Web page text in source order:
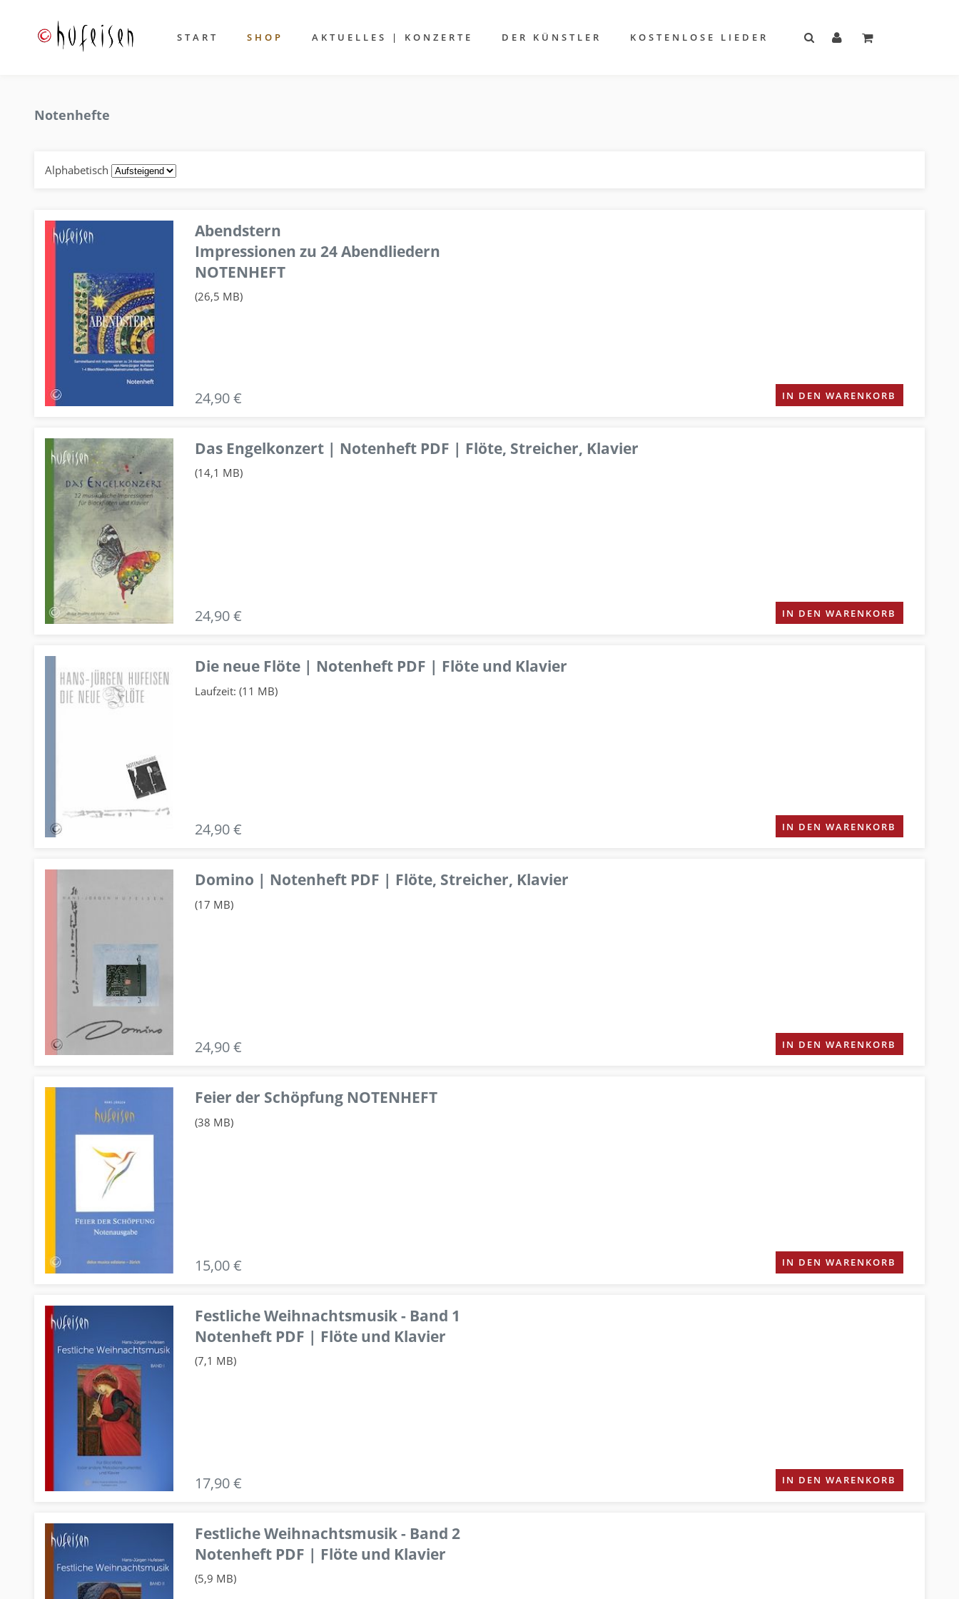
START SHOP AKTUELLES | KONZERTE DER KÜNSTLER KOSTENLOSE LIEDER
Notenhefte
Alphabetisch
Abendstern
Impressionen zu 24 Abendliedern
NOTENHEFT
(26,5 MB)
24,90 € IN DEN WARENKORB
Das Engelkonzert | Notenheft PDF | Flöte, Streicher, Klavier
(14,1 MB)
24,90 € IN DEN WARENKORB
Die neue Flöte | Notenheft PDF | Flöte und Klavier
Laufzeit: (11 MB)
24,90 € IN DEN WARENKORB
Domino | Notenheft PDF | Flöte, Streicher, Klavier
(17 MB)
24,90 € IN DEN WARENKORB
Feier der Schöpfung NOTENHEFT
(38 MB)
15,00 € IN DEN WARENKORB
Festliche Weihnachtsmusik - Band 1
Notenheft PDF | Flöte und Klavier
(7,1 MB)
17,90 € IN DEN WARENKORB
Festliche Weihnachtsmusik - Band 2
Notenheft PDF | Flöte und Klavier
(5,9 MB)